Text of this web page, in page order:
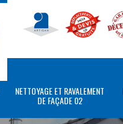
NETTOYAGE ET RAVALEMENT
DE FAÇADE 02